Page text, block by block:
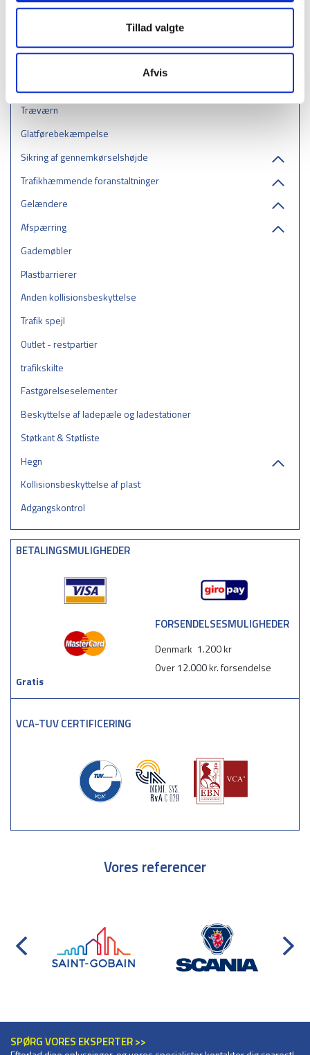
Tillad valgte
Afvis
Træværn
Glatførebekæmpelse
Sikring af gennemkørselshøjde
Trafikhæmmende foranstaltninger
Gelændere
Afspærring
Gademøbler
Plastbarrierer
Anden kollisionsbeskyttelse
Trafik spejl
Outlet - restpartier
trafikskilte
Fastgørelseselementer
Beskyttelse af ladepæle og ladestationer
Støtkant & Støtliste
Hegn
Kollisionsbeskyttelse af plast
Adgangskontrol
BETALINGSMULIGHEDER
FORSENDELSESMULIGHEDER
Denmark 1.200 kr
Over 12.000 kr. forsendelse
Gratis
VCA-TUV CERTIFICERING
Vores referencer
SPØRG VORES EKSPERTER >>